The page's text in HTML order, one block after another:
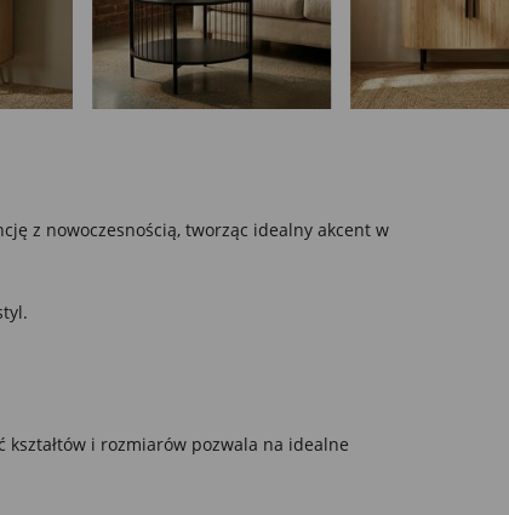
z nowoczesnością, tworząc idealny akcent w
i rozmiarów pozwala na idealne